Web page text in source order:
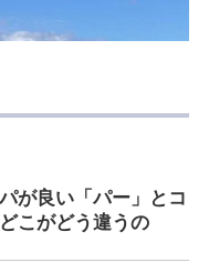
良い「パー」とコ
こがどう違うの